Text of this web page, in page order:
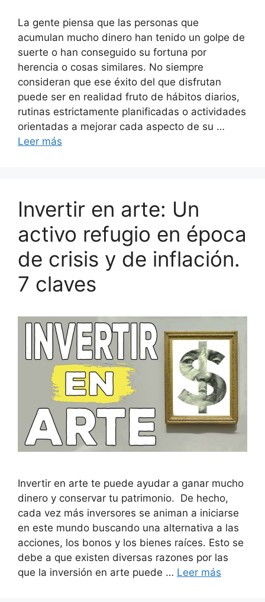
La gente piensa que las personas que
acumulan mucho dinero han tenido un golpe de
suerte o han conseguido su fortuna por
herencia o cosas similares. No siempre
consideran que ese éxito del que disfrutan
puede ser en realidad fruto de hábitos diarios,
rutinas estrictamente planificadas o actividades
orientadas a mejorar cada aspecto de su …
Leer más
Invertir en arte: Un
activo refugio en época
de crisis y de inflación.
7 claves
Invertir en arte te puede ayudar a ganar mucho
dinero y conservar tu patrimonio. De hecho,
cada vez más inversores se animan a iniciarse
en este mundo buscando una alternativa a las
acciones, los bonos y los bienes raíces. Esto se
debe a que existen diversas razones por las
que la inversión en arte puede … Leer más